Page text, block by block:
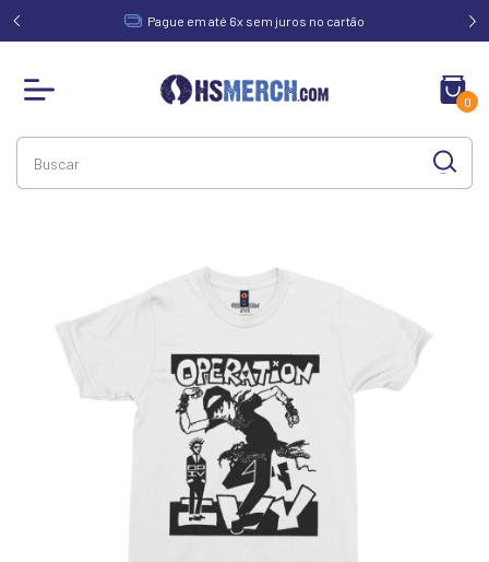
de Pague em até 6x sem juros no cartão
0